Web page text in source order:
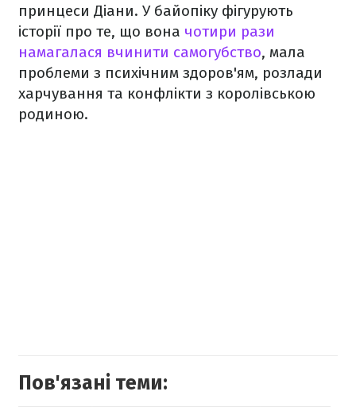
принцеси Діани. У байопіку фігурують
історії про те, що вона чотири рази
намагалася вчинити самогубство, мала
проблеми з психічним здоров'ям, розлади
харчування та конфлікти з королівською
родиною.
Пов'язані теми: